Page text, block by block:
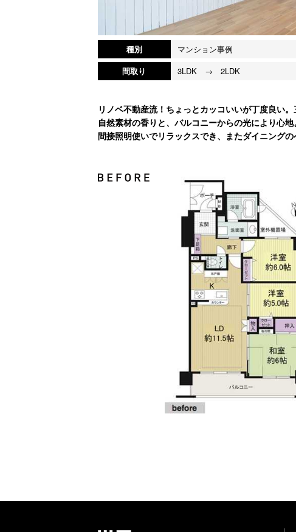
種別 マンション事例
間取り
3LDK → 2LDK
リノベ不動産流！ちょっとカッコいいが丁度良い
自然素材の香りと、バルコニーからの光により心
間接照明使いでリラックスでき、またダイニングの